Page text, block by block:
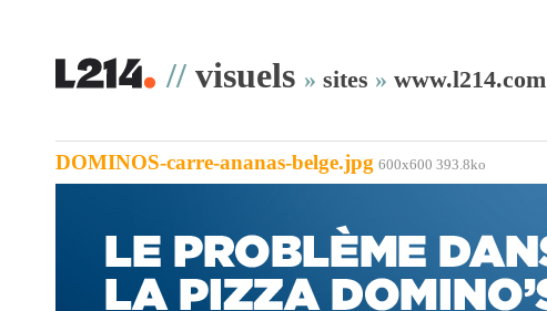
// visuels » sites » www.l214.com
DOMINOS-carre-ananas-belge.jpg 600x600 393.8ko